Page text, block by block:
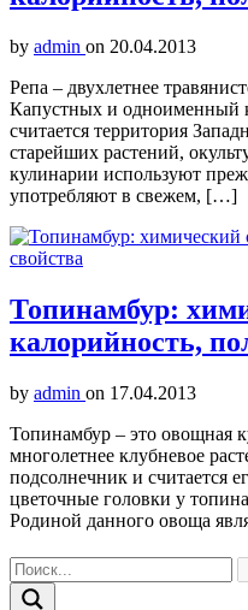
by admin on 20.04.2013
Репа – двухлетнее
Капустных и одноименный
считается территория
старейших растений,
кулинарии используют
употребляют в свежем, […]
Топинамбур:
калорийность,
by admin on 17.04.2013
Топинамбур – это овощная
многолетнее клубневое
подсолнечник и считается
цветочные головки у
Родиной данного овоща